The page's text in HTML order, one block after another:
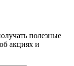
полезные
акциях и